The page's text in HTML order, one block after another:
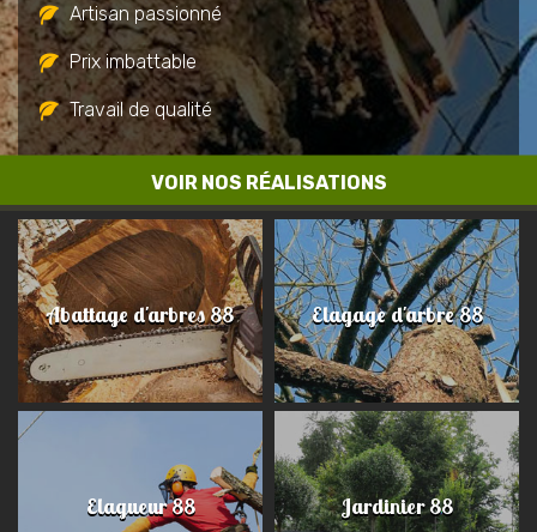
VOIR NOS RÉALISATIONS
Artisan passionné
Prix imbattable
Travail de qualité
Abattage d'arbres 88 Elagage d'arbre 88
Elagueur 88 Jardinier 88